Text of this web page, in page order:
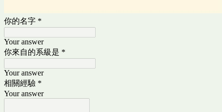
你的名字 *
Your answer
你來自的系級是 *
Your answer
相關經驗 *
Your answer